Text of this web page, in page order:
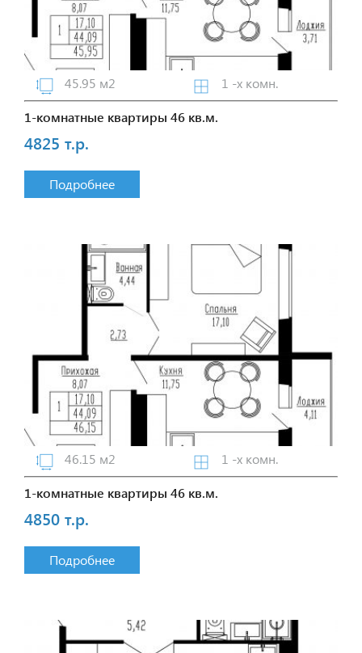
45.95 м2
1 -х комн.
1-комнатные квартиры 46 кв.м.
4825 т.р.
Подробнее
46.15 м2
1 -х комн.
1-комнатные квартиры 46 кв.м.
4850 т.р.
Подробнее